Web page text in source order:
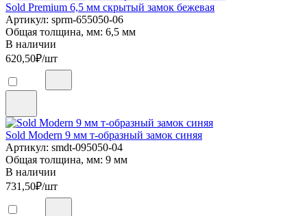
Sold Premium 6,5 мм скрытый замок бежевая
Артикул: sprm-655050-06
Общая толщина, мм: 6,5 мм
В наличии
620,50₽/шт
Sold Modern 9 мм т-образный замок синяя
Артикул: smdt-095050-04
Общая толщина, мм: 9 мм
В наличии
731,50₽/шт